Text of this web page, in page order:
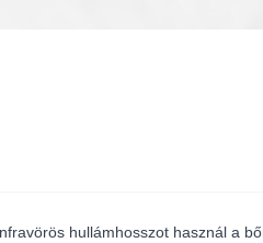
hullámhosszot használ a